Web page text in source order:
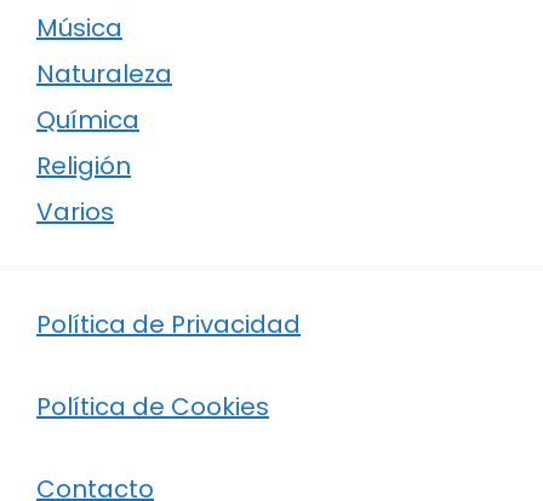
Música
Naturaleza
Química
Religión
Varios
Política de Privacidad
Política de Cookies
Contacto